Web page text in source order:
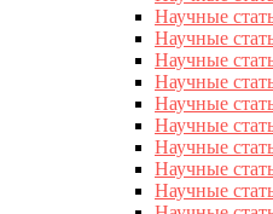
Научные
Научные
Научные
Научные
Научные
Научные
Научные
Научные
Научные